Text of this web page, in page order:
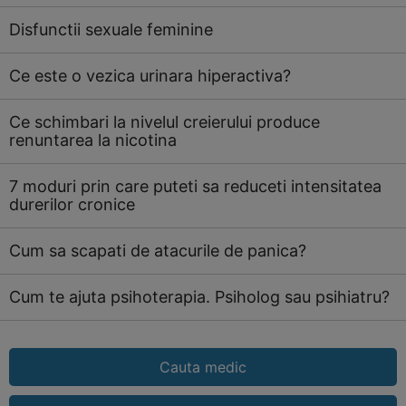
Disfunctii sexuale feminine
Ce este o vezica urinara hiperactiva?
Ce schimbari la nivelul creierului produce
renuntarea la nicotina
7 moduri prin care puteti sa reduceti intensitatea
durerilor cronice
Cum sa scapati de atacurile de panica?
Cum te ajuta psihoterapia. Psiholog sau psihiatru?
Cauta medic